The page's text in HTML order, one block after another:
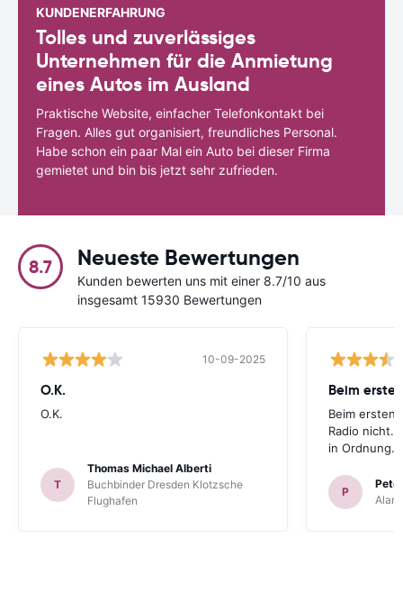
KUNDENERFAHRUNG
Tolles und zuverlässiges
Unternehmen für die Anmietung
eines Autos im Ausland
Praktische Website, einfacher Telefonkontakt bei
Fragen. Alles gut organisiert, freundliches Personal.
Habe schon ein paar Mal ein Auto bei dieser Firma
gemietet und bin bis jetzt sehr zufrieden.
8.7 Neueste Bewertungen
Kunden bewerten uns mit einer 8.7/10 aus
insgesamt 15930 Bewertungen
10-09-2025
O.K.
O.K.
T
Thomas Michael Alberti
Buchbinder Dresden Klotzsche
Flughafen
Beim
Beim ersten
Radio nicht.
in Ordnung.
P